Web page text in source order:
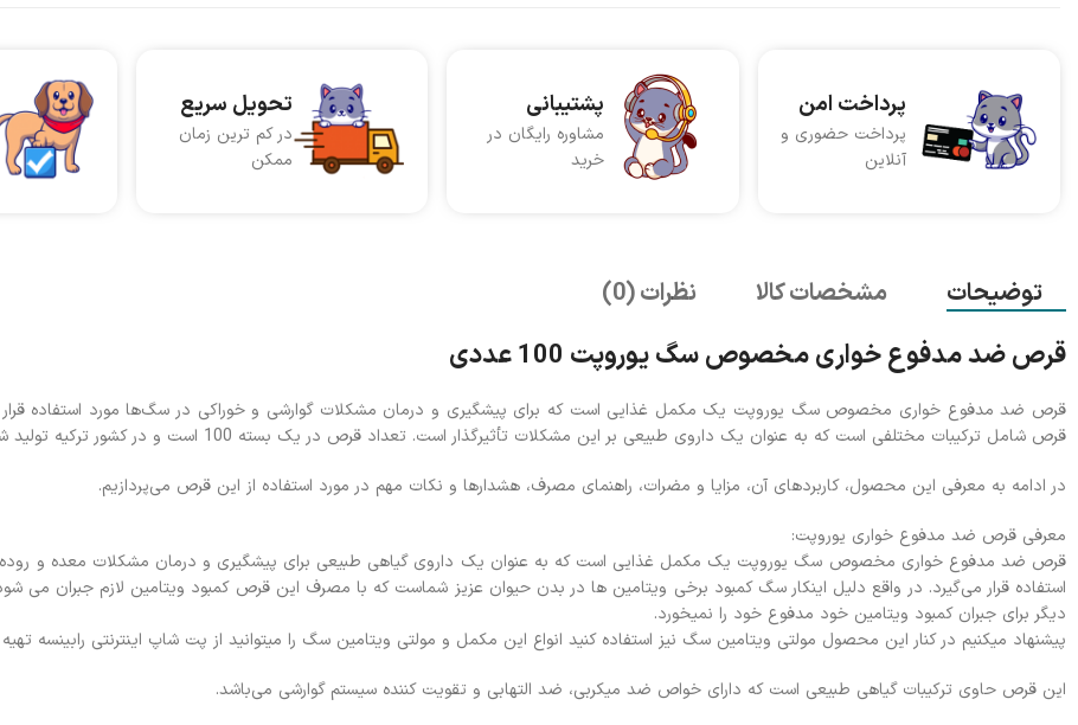
پرداخت امن
پرداخت حضوری و
آنلاین
پشتیبانی
مشاوره رایگان در
خرید
تحویل سریع
در کم ترین زمان
ممکن
توضیحات مشخصات کالا نظرات (0)
قرص ضد مدفوع خواری مخصوص سگ یوروپت 100 عددی
قرص ضد مدفوع خواری مخصوص سگ یوروپت یک مکمل غذایی است که برای پیشگیری و درمان مشکلات گوارشی و خوراکی در سگ‌ها مورد استفاده قرار
قرص شامل ترکیبات مختلفی است که به عنوان یک داروی طبیعی بر این مشکلات تأثیرگذار است. تعداد قرص در یک بسته 100 است و در کشور ترکیه تولید شده است
در ادامه به معرفی این محصول، کاربردهای آن، مزایا و مضرات، راهنمای مصرف، هشدارها و نکات مهم در مورد استفاده از این قرص می‌پردازیم.
معرفی قرص ضد مدفوع خواری یوروپت:
قرص ضد مدفوع خواری مخصوص سگ یوروپت یک مکمل غذایی است که به عنوان یک داروی گیاهی طبیعی برای پیشگیری و درمان مشکلات معده و
استفاده قرار می‌گیرد. در واقع دلیل اینکار سگ کمبود برخی ویتامین ها در بدن حیوان عزیز شماست که با مصرف این قرص کمبود ویتامین لازم جبران می
دیگر برای جبران کمبود ویتامین خود مدفوع خود را نمیخورد.
پیشنهاد میکنیم در کنار این محصول مولتی ویتامین سگ نیز استفاده کنید انواع این مکمل و مولتی ویتامین سگ را میتوانید از پت شاپ اینترنتی رابینسه تهیه
این قرص حاوی ترکیبات گیاهی طبیعی است که دارای خواص ضد میکربی، ضد التهابی و تقویت کننده سیستم گوارشی می‌باشد.